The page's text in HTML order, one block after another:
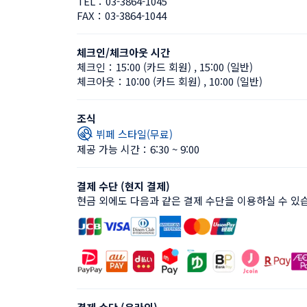
FAX： 03-3864-1044
체크인/체크아웃 시간
체크인： 15:00 (카드 회원) , 15:00 (일반)
체크아웃： 10:00 (카드 회원) , 10:00 (일반)
조식
뷔페 스타일(무료)
제공 가능 시간：6:30 ~ 9:00
결제 수단 (현지 결제)
현금 외에도 다음과 같은 결제 수단을 이용하실 수 있